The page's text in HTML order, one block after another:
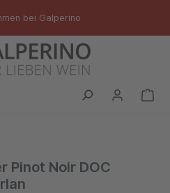
bei Galperino
Pinot Noir DOC